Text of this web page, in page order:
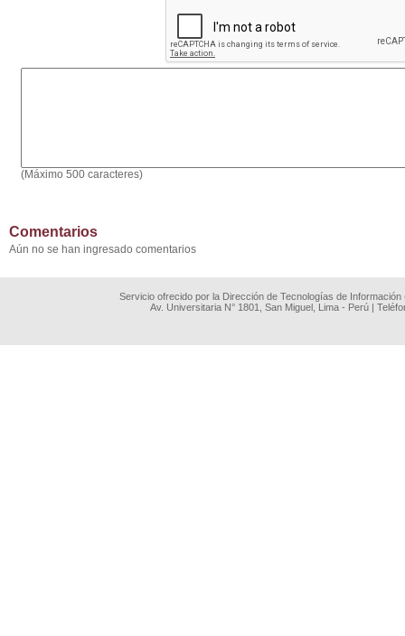
(Máximo 500 caracteres)
Comentarios
Aún no se han ingresado comentarios
Servicio ofrecido por la Dirección de Tecnologías de
Av. Universitaria N° 1801, San Miguel, Lima - Perú |